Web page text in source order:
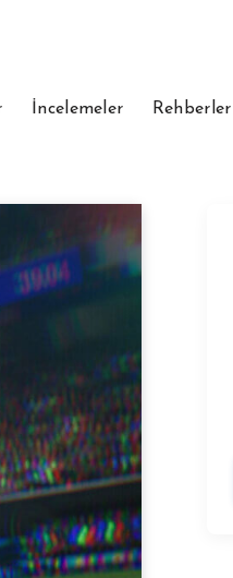
İncelemeler Rehberler